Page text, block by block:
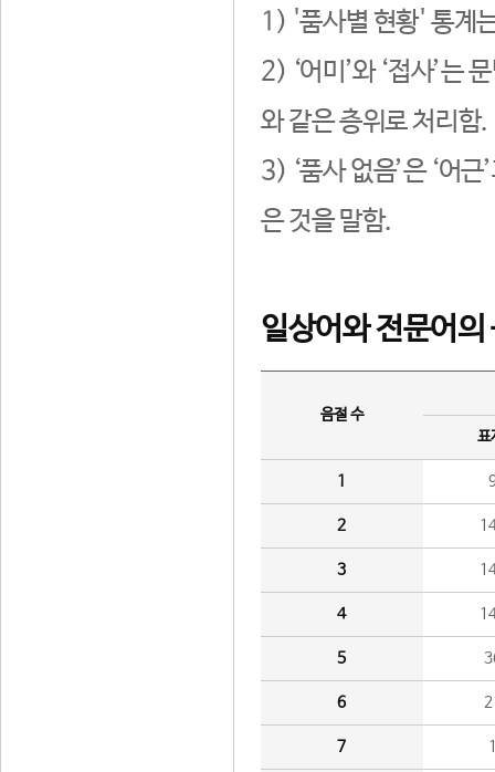
1) '품사별 현황' 통계
2) ‘어미’와 ‘접사’는
와 같은 층위로 처리함.
3) ‘품사 없음’은 ‘어
은 것을 말함.
일상어와 전문어의
음절 수
표
1
2
3
4
5
6
7